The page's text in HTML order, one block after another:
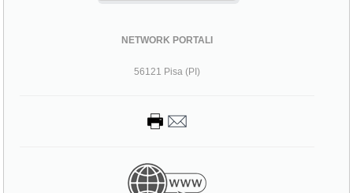
NETWORK PORTALI
56121 Pisa (PI)